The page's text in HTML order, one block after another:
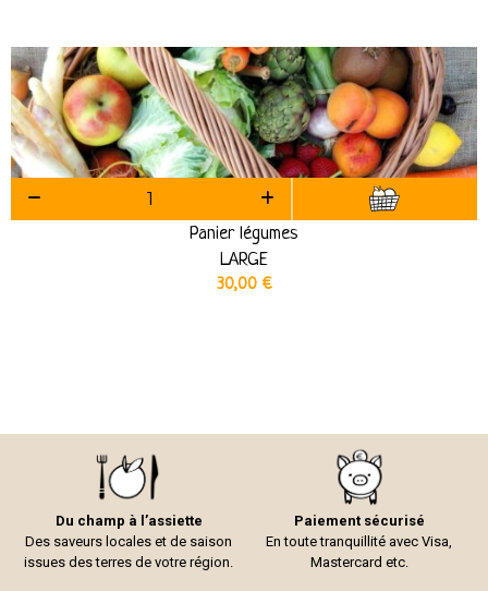
Panier légumes
LARGE
30,00 €
Du champ à l’assiette
Des saveurs locales et de saison
issues des terres de votre région.
Paiement sécurisé
En toute tranquillité avec Visa,
Mastercard etc.